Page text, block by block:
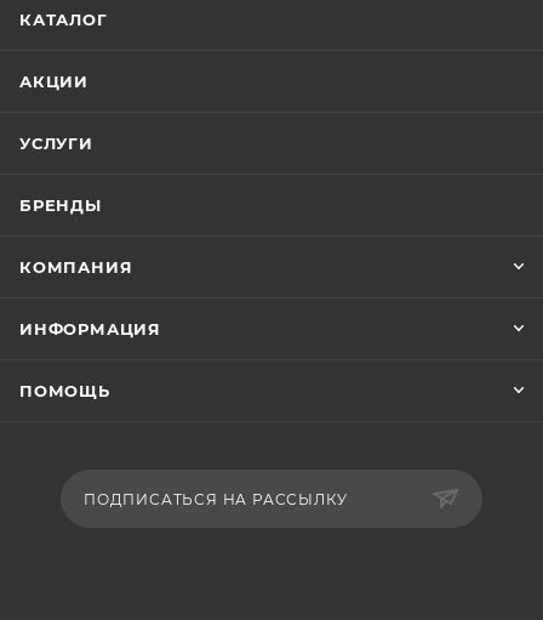
КАТАЛОГ
АКЦИИ
УСЛУГИ
БРЕНДЫ
КОМПАНИЯ
ИНФОРМАЦИЯ
ПОМОЩЬ
ПОДПИСАТЬСЯ НА РАССЫЛКУ